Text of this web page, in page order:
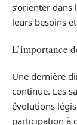
s’orienter dans
leurs besoins
L’importance
Une dernière
continue. Les
évolutions
participation à